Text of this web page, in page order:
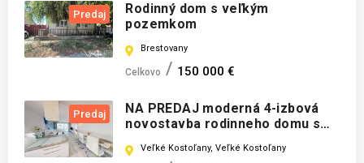
Predaj
Rodinný dom s veľkým
pozemkom
Brestovany
Celkovo 150 000 €
Predaj
NA PREDAJ moderná 4-izbová
novostavba rodinneho domu s
Veľké Kostoľany, Veľké Kostoľany